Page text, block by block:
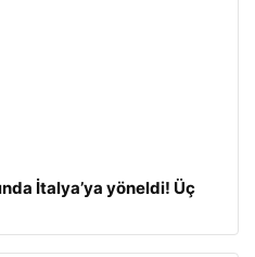
İtalya’ya yöneldi! Üç